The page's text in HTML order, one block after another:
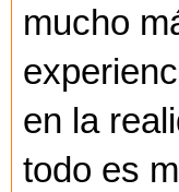
mucho
en la
todo es